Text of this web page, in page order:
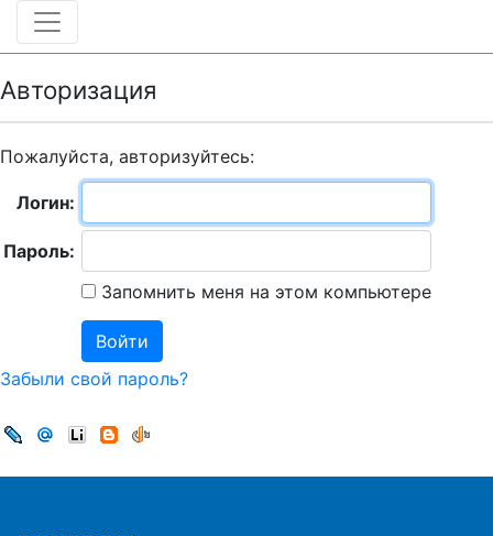
Авторизация
Пожалуйста, авторизуйтесь:
Логин:
Пароль:
Запомнить меня на этом компьютере
Забыли свой пароль?